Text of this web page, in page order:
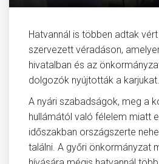
Hatvannál is többen adtak
szervezett véradáson,
hivatalban és az
dolgozók nyújtották a
A nyári szabadságok, meg a
hullámától való félelem miatt
időszakban országszerte
találni. A győri önkormányzat